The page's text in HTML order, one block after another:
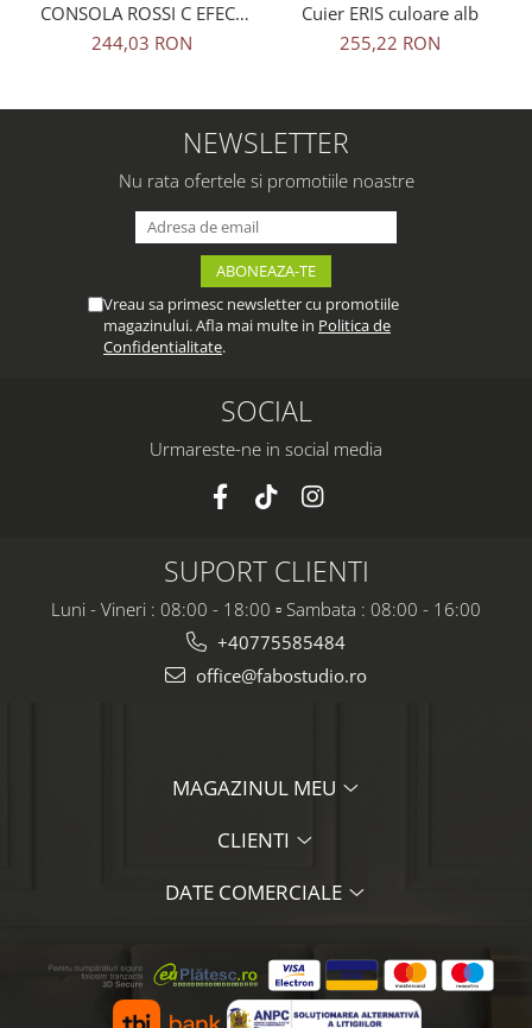
CONSOLA ROSSI C EFECT
MARMURA NEAGRA
244,03 RON
Cuier ERIS culoare alb
255,22 RON
NEWSLETTER
Nu rata ofertele si promotiile noastre
Vreau sa primesc newsletter cu promotiile
magazinului. Afla mai multe in Politica de
Confidentialitate.
SOCIAL
Urmareste-ne in social media
SUPORT CLIENTI
Luni - Vineri : 08:00 - 18:00 ▫️ Sambata : 08:00 - 16:00
+40775585484
office@fabostudio.ro
MAGAZINUL MEU
CLIENTI
DATE COMERCIALE